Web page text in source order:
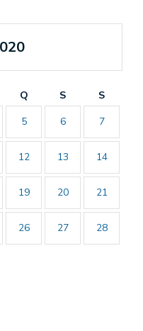
Q S
S
5 6 7
12 13 14
19 20 21
26 27 28